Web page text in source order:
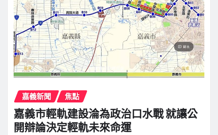
嘉義新聞 焦點
嘉義市輕軌建設淪為政治口水戰 就讓公
開辯論決定輕軌未來命運